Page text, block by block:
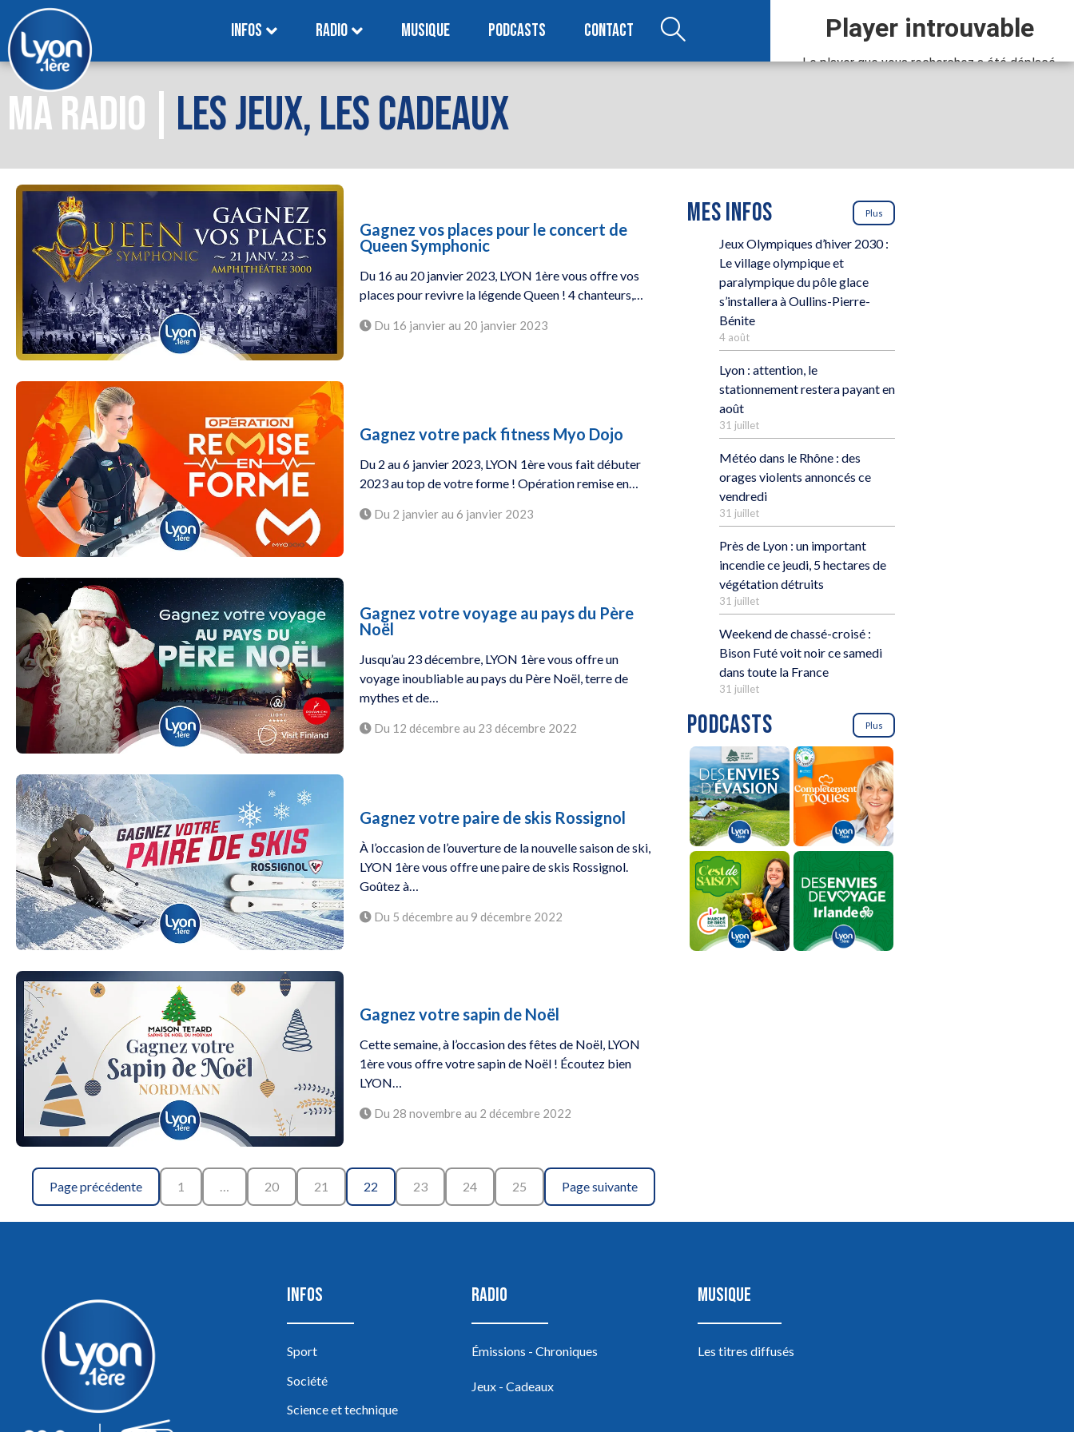
INFOS RADIO MUSIQUE PODCASTS CONTACT
MA RADIO LES JEUX, LES CADEAUX
Gagnez vos places pour le concert de
Queen Symphonic
Du 16 au 20 janvier 2023, LYON 1ère vous offre vos
places pour revivre la légende Queen ! 4 chanteurs,…
Du 16 janvier au 20 janvier 2023
Gagnez votre pack fitness Myo Dojo
Du 2 au 6 janvier 2023, LYON 1ère vous fait débuter
2023 au top de votre forme ! Opération remise en…
Du 2 janvier au 6 janvier 2023
Gagnez votre voyage au pays du Père
Noël
Jusqu’au 23 décembre, LYON 1ère vous offre un
voyage inoubliable au pays du Père Noël, terre de
mythes et de…
Du 12 décembre au 23 décembre 2022
Gagnez votre paire de skis Rossignol
À l’occasion de l’ouverture de la nouvelle saison de ski,
LYON 1ère vous offre une paire de skis Rossignol.
Goûtez à…
Du 5 décembre au 9 décembre 2022
Gagnez votre sapin de Noël
Cette semaine, à l’occasion des fêtes de Noël, LYON
1ère vous offre votre sapin de Noël ! Écoutez bien
LYON…
Du 28 novembre au 2 décembre 2022
Page précédente 1 … 20 21 22 23 24 25 Page suivante
MES INFOS Plus
Jeux Olympiques d’hiver 2030 :
Le village olympique et
paralympique du pôle glace
s’installera à Oullins-Pierre-
Bénite
4 août
Lyon : attention, le
stationnement restera payant en
août
31 juillet
Météo dans le Rhône : des
orages violents annoncés ce
vendredi
31 juillet
Près de Lyon : un important
incendie ce jeudi, 5 hectares de
végétation détruits
31 juillet
Weekend de chassé-croisé :
Bison Futé voit noir ce samedi
dans toute la France
31 juillet
PODCASTS Plus
INFOS
Sport
Société
Science et technique
RADIO
Émissions - Chroniques
Jeux - Cadeaux
MUSIQUE
Les titres diffusés